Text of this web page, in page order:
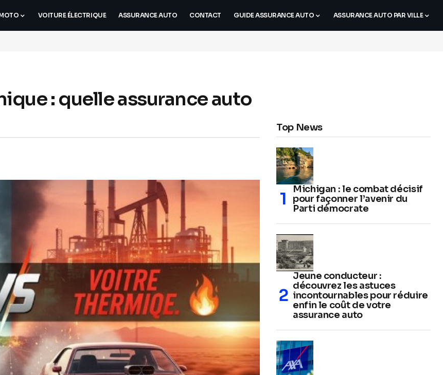
VOITURE ÉLECTRIQUE ASSURANCE AUTO CONTACT GUIDE ASSURANCE AUTO ASSURANCE AUTO PAR VILLE
: quelle assurance auto
Top News
Michigan : le combat décisif
pour façonner l’avenir du
Parti démocrate
Jeune conducteur :
découvrez les astuces
incontournables pour réduire
enfin le coût de votre
assurance auto